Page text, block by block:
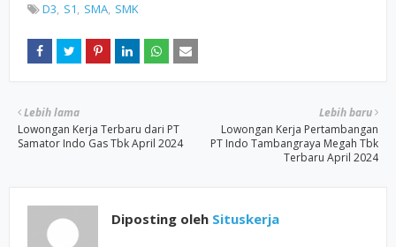
D3 S1 SMA SMK
Lebih baru
Lowongan Kerja Pertambangan
PT Indo Tambangraya Megah Tbk
Terbaru April 2024
Lebih lama
Lowongan Kerja Terbaru dari PT
Samator Indo Gas Tbk April 2024
Diposting oleh Situskerja